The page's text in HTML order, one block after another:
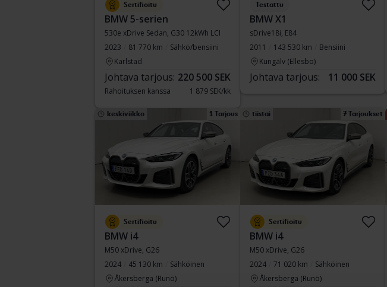
Sertifioitu
BMW 5-serien
530e xDrive Sedan, G30 12kWh LCI
2023
81 770 km
Sähkö/bensiini
Karlstad
Johtava tarjous: 220 500 SEK
Rahoituksen kanssa 1 879 SEK/kk
Testattu
BMW X1
sDrive18i, E84
2011
143 530 km
Bensiini
Kungälv (Ellesbo)
Johtava tarjous: 11 000 SEK
keskiviikko 1 Tarjous
Sertifioitu
BMW i4
M50 xDrive, G26
2024
45 130 km
Sähköinen
Åkersberga (Runö)
tiistai 7 Tarjoukset
Sertifioitu
BMW i4
M50 xDrive, G26
2024
71 020 km
Sähköinen
Åkersberga (Runö)